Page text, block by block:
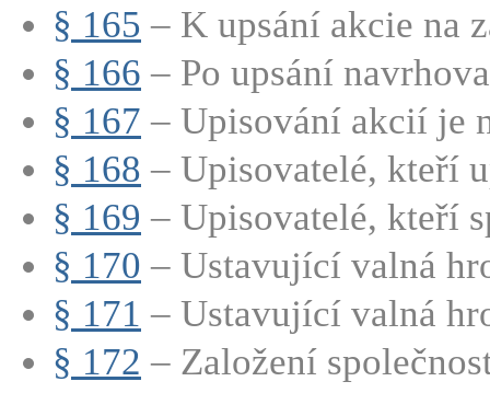
§ 165 – K upsání akcie na
§ 166 – Po upsání
§ 167 – Upisování akcií je
§ 168 – Upisovatelé, kteří
§ 169 – Upisovatelé, kteří
§ 170 – Ustavující valná
§ 171 – Ustavující valná
§ 172 – Založení